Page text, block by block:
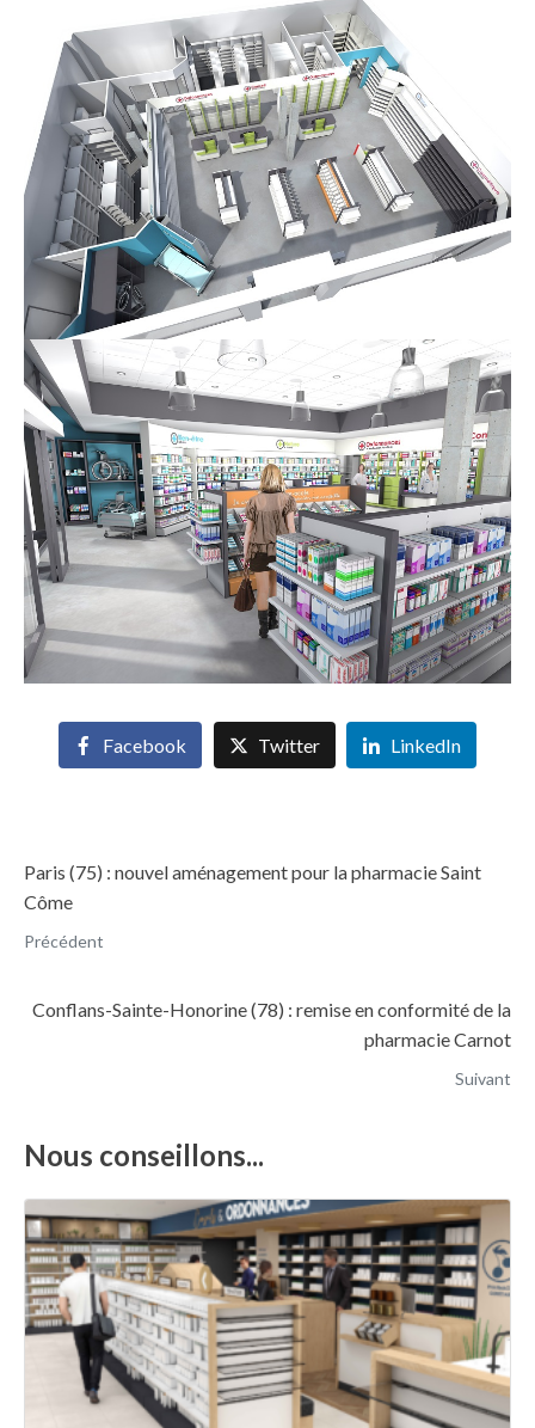
Facebook Twitter LinkedIn
Paris (75) : nouvel aménagement pour la pharmacie Saint
Côme
Précédent
Conflans-Sainte-Honorine (78) : remise en conformité de la
pharmacie Carnot
Suivant
Nous conseillons...